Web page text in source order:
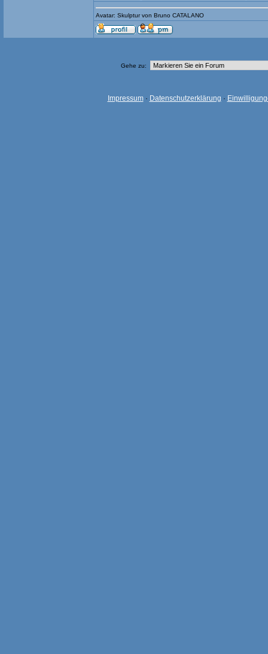
Avatar: Skulptur von Bruno CATALANO
Gehe zu:
Impressum· Datenschutzerklärung ·